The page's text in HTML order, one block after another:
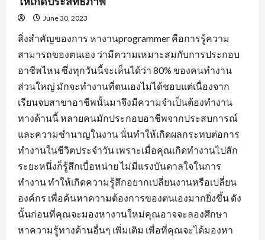
June 30, 2023
สิ่งสำคัญของการ หางานprogrammer คือการรู้ความ
สามารถของตนเอง ว่ามีความเหมาะสมกับการประกอบ
อาชีพไหน ซึ่งทุกวันนี้จะเห็นได้ว่า 80% ของคนทำงาน
ส่วนใหญ่ มักจะทำงานที่ตนเองไม่ได้ชอบแต่เนื่องจาก
เรียนจบสาขาอาชีพนั้นมาจึงมีความจำเป็นต้องทำงาน
ทางด้านนี้ หลายคนมักประกอบอาชีพจากประสบการณ์
และความชำนาญในงาน นั่นทำให้เกิดผลกระทบต่อการ
ทำงานในชีวิตประจำวัน เพราะเมื่อคุณเกิดทำงานไปสัก
ระยะหนึ่งก็รู้สึกเบื่อหน่าย ไม่มีแรงบันดาลใจในการ
ทำงาน ทำให้เกิดความรู้สึกอยากเปลี่ยนงานหรือเปลี่ยน
องค์กร เพื่อค้นหาความต้องการของตนเองมากยิ่งขึ้น ดัง
นั้นก่อนที่คุณจะมองหางานใหม่คุณอาจจะลองศึกษา
หาความรู้ทางด้านอื่นๆ เพิ่มเติม เพื่อที่คุณจะได้มองหา